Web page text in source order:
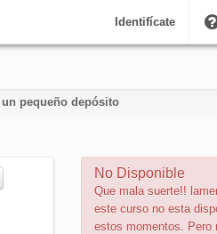
Identifícate
pequeño depósito
No Disponible
Que mala suerte!!
este curso no esta
estos momentos. Pero